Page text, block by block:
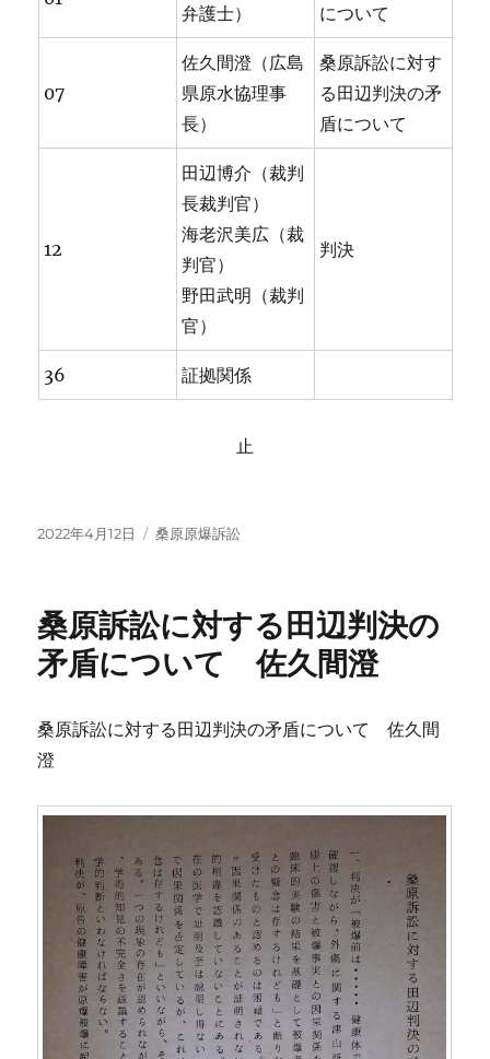
弁護士） について
07
佐久間澄（広島
県原水協理事
長）
桑原訴訟に対す
る田辺判決の矛
盾について
12
田辺博介（裁判
長裁判官）
海老沢美広（裁
判官）
野田武明（裁判
官）
判決
36 証拠関係
止
投
2022年4月12日
カ
ー
桑原原爆訴訟
桑原訴訟に対する田辺判決の
矛盾について 佐久間澄
桑原訴訟に対する田辺判決の矛盾について 佐久間
澄